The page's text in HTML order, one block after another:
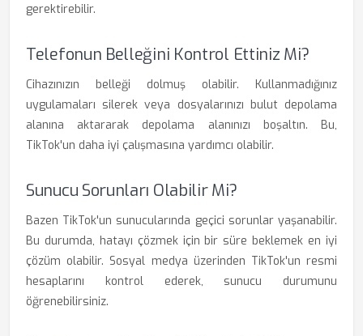
gerektirebilir.
Telefonun Belleğini Kontrol Ettiniz Mi?
Cihazınızın belleği dolmuş olabilir. Kullanmadığınız
uygulamaları silerek veya dosyalarınızı bulut depolama
alanına aktararak depolama alanınızı boşaltın. Bu,
TikTok'un daha iyi çalışmasına yardımcı olabilir.
Sunucu Sorunları Olabilir Mi?
Bazen TikTok'un sunucularında geçici sorunlar yaşanabilir.
Bu durumda, hatayı çözmek için bir süre beklemek en iyi
çözüm olabilir. Sosyal medya üzerinden TikTok'un resmi
hesaplarını kontrol ederek, sunucu durumunu
öğrenebilirsiniz.